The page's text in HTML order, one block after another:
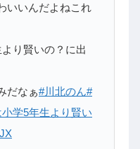
いいんだよねこれ
り賢いの？に出
だなぁ#川北のん#
学5年生より賢い